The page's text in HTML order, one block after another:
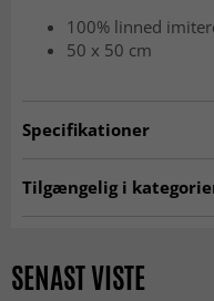
100% linned
50 x 50 cm
Specifikationer
Tilgængelig i
SENAST VISTE